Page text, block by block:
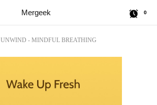
Mergeek 0
UNWIND - MINDFUL BREATHING